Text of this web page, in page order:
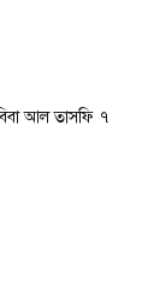
আল তাসফি ৭